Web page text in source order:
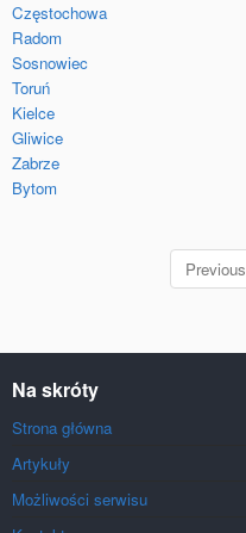
Częstochowa
Radom
Sosnowiec
Toruń
Kielce
Gliwice
Zabrze
Bytom
Previous
Na skróty
Strona główna
Artykuły
Możliwości serwisu